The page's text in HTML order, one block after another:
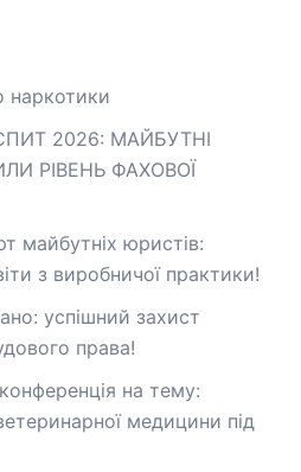
наркотики
2026: МАЙБУТНІ
РІВЕНЬ ФАХОВОЇ
майбутніх юристів:
з виробничої практики!
успішний захист
права!
на тему:
медицини під